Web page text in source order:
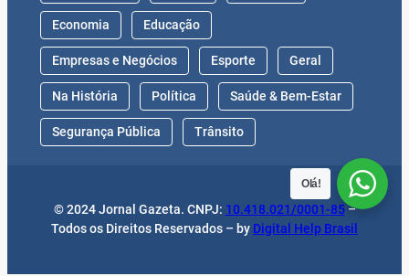
Economia Educação
Empresas e Negócios Esporte Geral
Na História Política Saúde & Bem-Estar
Segurança Pública Trânsito
© 2024 Jornal Gazeta. CNPJ: 10.418.021/0001-85–
Todos os Direitos Reservados – by Digital Help Brasil
Olá!